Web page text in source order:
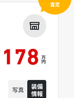
178 万
円
写真
装備
情報
査定